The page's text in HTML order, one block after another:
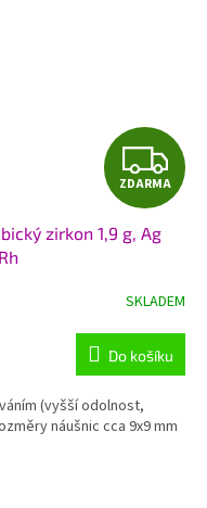
Z
D
R
M
A
ZDARMA
zirkon 1,9 g, Ag
SKLADEM
Do košíku
(vyšší odolnost,
náušnic cca 9x9 mm